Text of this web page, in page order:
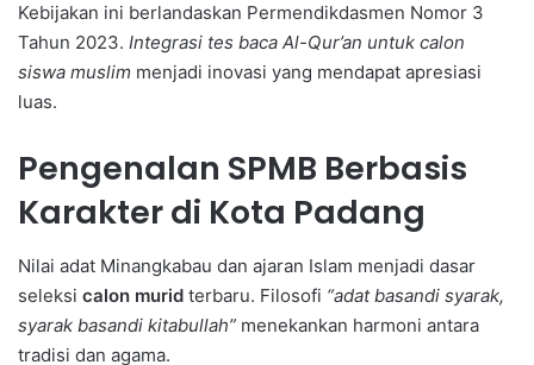
Kebijakan ini berlandaskan Permendikdasmen Nomor 3
Tahun 2023. Integrasi tes baca Al-Qur’an untuk calon
siswa muslim menjadi inovasi yang mendapat apresiasi
luas.
Pengenalan SPMB Berbasis
Karakter di Kota Padang
Nilai adat Minangkabau dan ajaran Islam menjadi dasar
seleksi calon murid terbaru. Filosofi “adat basandi syarak,
syarak basandi kitabullah” menekankan harmoni antara
tradisi dan agama.